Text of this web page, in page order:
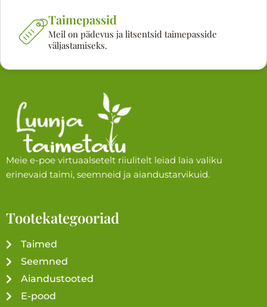
Taimepassid
Meil on pädevus ja litsentsid taimepasside
väljastamiseks.
Meie e-poe virtuaalsetelt riiulitelt leiad laia valiku
erinevaid taimi, seemneid ja aiandustarvikuid.
Tootekategooriad
Taimed
Seemned
Aiandustooted
E-pood